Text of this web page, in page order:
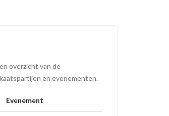
overzicht van de
en evenementen.
Evenement